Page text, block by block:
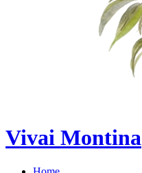
Vivai Montina